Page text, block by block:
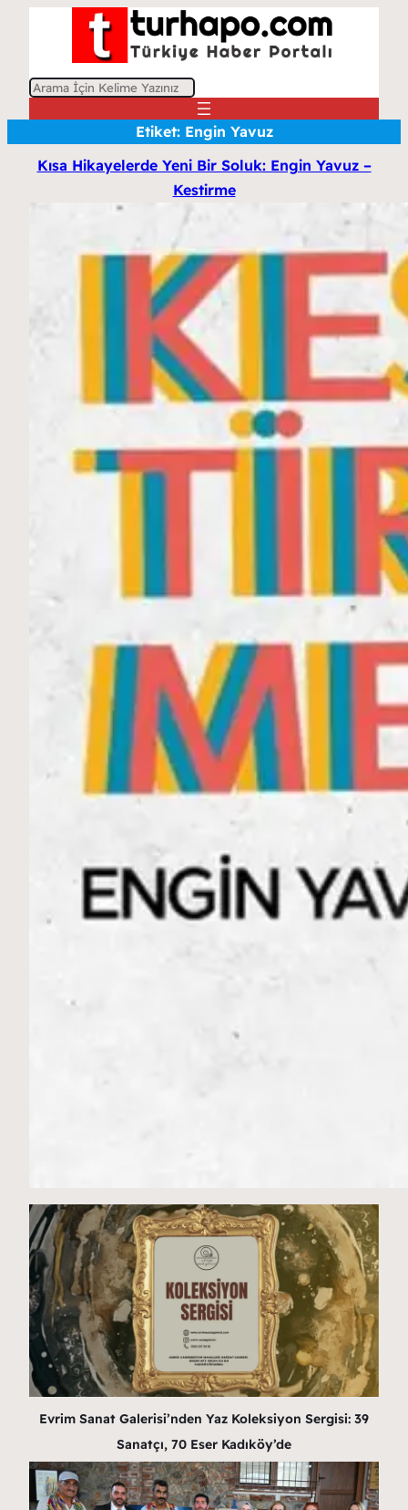
A
Etiket: Engin Yavuz
Kısa Hikayelerde Yeni Bir Soluk: Engin Yavuz –
Kestirme
Evrim Sanat Galerisi’nden Yaz Koleksiyon Sergisi: 39
Sanatçı, 70 Eser Kadıköy’de